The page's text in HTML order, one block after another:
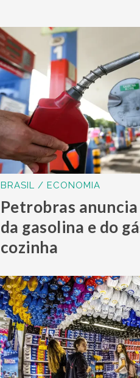
BRASIL / ECONOMIA
Petrobras
da gasolina e do
cozinha